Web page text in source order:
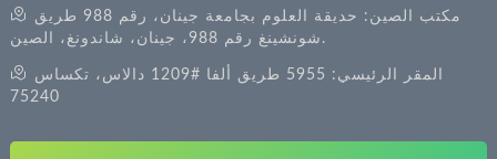
شونشينغ رقم 988، جينان، شاندونغ، الصين.
75240